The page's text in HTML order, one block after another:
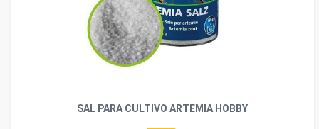
SAL PARA CULTIVO ARTEMIA HOBBY